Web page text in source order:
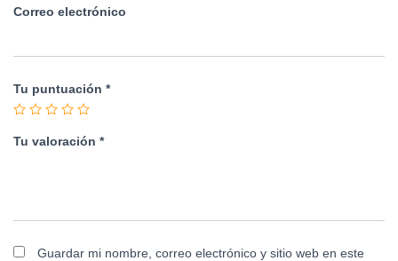
Correo electrónico
Tu puntuación *
Tu valoración *
Guardar mi nombre, correo electrónico y sitio web en este